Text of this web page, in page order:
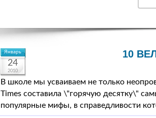
Январь
24
2010
10
В школе мы усваиваем не только
Times составила \"горячую десятку\"
популярные мифы, в справедливости